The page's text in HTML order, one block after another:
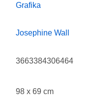
Grafika
Josephine Wall
3663384306464
98 x 69 cm